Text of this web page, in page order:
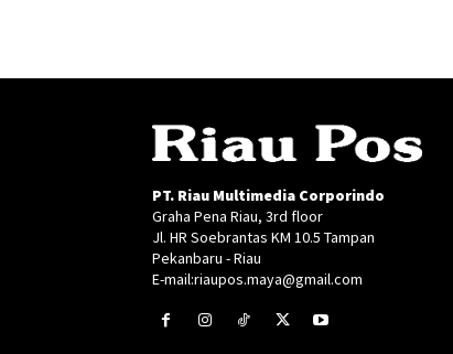
PT. Riau Multimedia Corporindo
Graha Pena Riau, 3rd floor
Jl. HR Soebrantas KM 10.5 Tampan
Pekanbaru - Riau
E-mail:riaupos.maya@gmail.com